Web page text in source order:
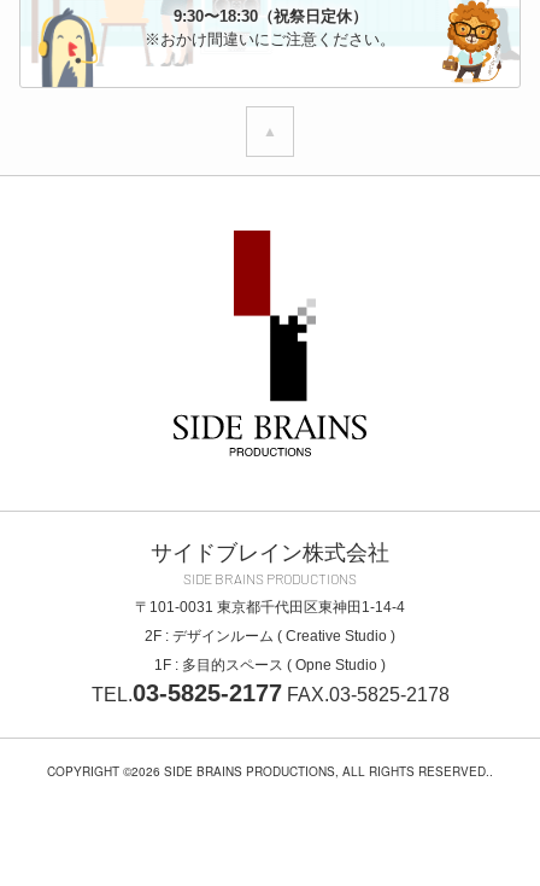
9:30〜18:30（祝祭日定休）
※おかけ間違いにご注意ください。
▲
サイドブレイン株式会社
SIDE BRAINS PRODUCTIONS
〒101-0031 東京都千代田区東神田1-14-4
2F : デザインルーム ( Creative Studio )
1F : 多目的スペース ( Opne Studio )
TEL.03-5825-2177 FAX.03-5825-2178
COPYRIGHT ©2026 SIDE BRAINS PRODUCTIONS, ALL RIGHTS RESERVED..